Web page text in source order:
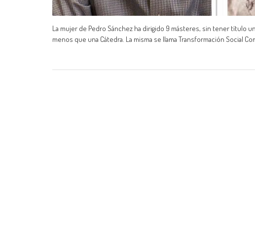
La mujer de Pedro Sánchez ha dirigido 9 másteres, sin tener título
menos que una Cátedra. La misma se llama Transformación Social